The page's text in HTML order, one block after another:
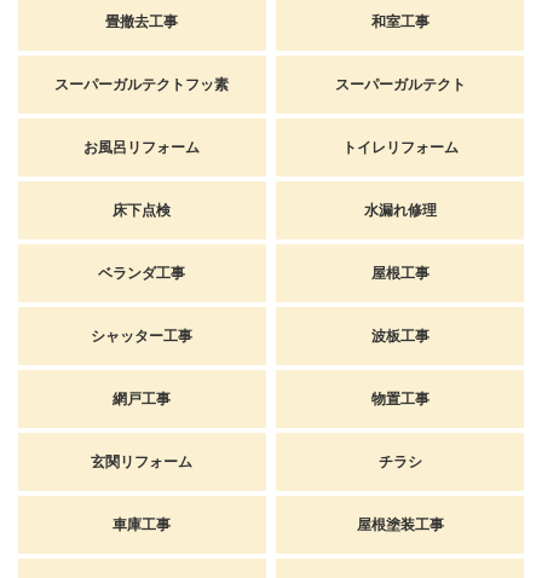
畳撤去工事 和室工事
スーパーガルテクトフッ素 スーパーガルテクト
お風呂リフォーム トイレリフォーム
床下点検 水漏れ修理
ベランダ工事 屋根工事
シャッター工事 波板工事
網戸工事 物置工事
玄関リフォーム チラシ
車庫工事 屋根塗装工事